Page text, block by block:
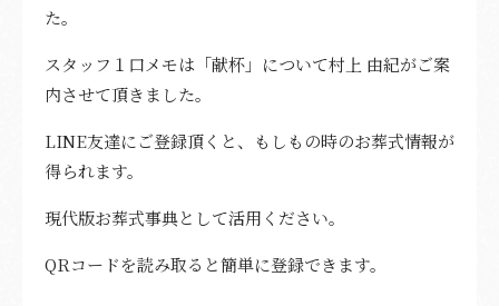
た。
スタッフ１口メモは「献杯」について村上 由紀がご案
内させて頂きました。
LINE友達にご登録頂くと、もしもの時のお葬式情報が
得られます。
現代版お葬式事典として活用ください。
QRコードを読み取ると簡単に登録できます。